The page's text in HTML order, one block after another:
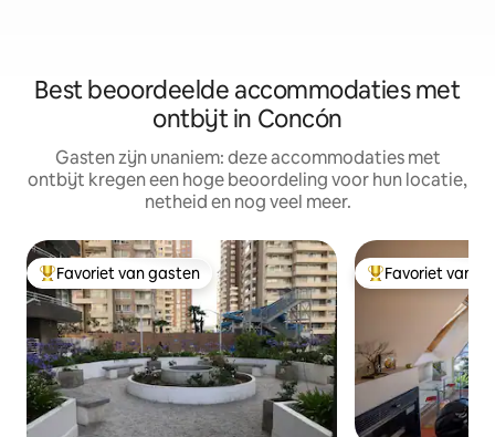
Best beoordeelde accommodaties met
ontbijt in Concón
Gasten zijn unaniem: deze accommodaties met
ontbijt kregen een hoge beoordeling voor hun locatie,
netheid en nog veel meer.
Topfavoriet van gasten
Favoriet van gasten Topfavoriet van
Favoriet van